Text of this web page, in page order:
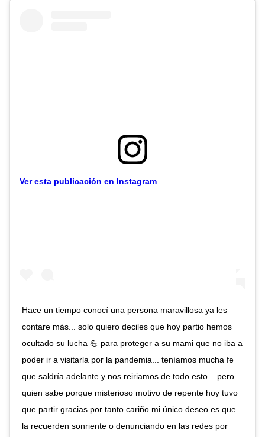
Ver esta publicación en Instagram
Hace un tiempo conocí una persona maravillosa ya les
contare más... solo quiero deciles que hoy partio hemos
ocultado su lucha 💪 para proteger a su mami que no iba a
poder ir a visitarla por la pandemia... teníamos mucha fe
que saldría adelante y nos reiriamos de todo esto... pero
quien sabe porque misterioso motivo de repente hoy tuvo
que partir gracias por tanto cariño mi único deseo es que
la recuerden sonriente o denunciando en las redes por